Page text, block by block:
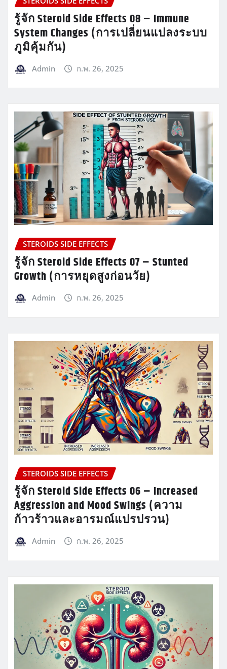
รู้จัก Steroid Side Effects 08 – Immune
System Changes (การเปลี่ยนแปลงระบบ
ภูมิคุ้มกัน)
Admin ก.พ. 26, 2025
STEROIDS SIDE EFFECTS
รู้จัก Steroid Side Effects 07 – Stunted
Growth (การหยุดสูงก่อนวัย)
Admin ก.พ. 26, 2025
STEROIDS SIDE EFFECTS
รู้จัก Steroid Side Effects 06 – Increased
Aggression and Mood Swings (ความ
ก้าวร้าวและอารมณ์แปรปรวน)
Admin ก.พ. 26, 2025